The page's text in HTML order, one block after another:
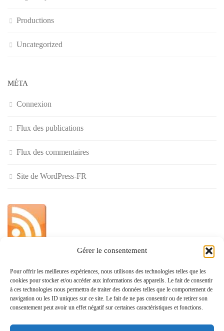
Gérer le consentement
Pour offrir les meilleures expériences, nous utilisons des technologies telles que les
cookies pour stocker et/ou accéder aux informations des appareils. Le fait de consentir
à ces technologies nous permettra de traiter des données telles que le comportement de
navigation ou les ID uniques sur ce site. Le fait de ne pas consentir ou de retirer son
consentement peut avoir un effet négatif sur certaines caractéristiques et fonctions.
Productions
Uncategorized
MÉTA
Connexion
Flux des publications
Flux des commentaires
Site de WordPress-FR
»
Politique de confidentialité